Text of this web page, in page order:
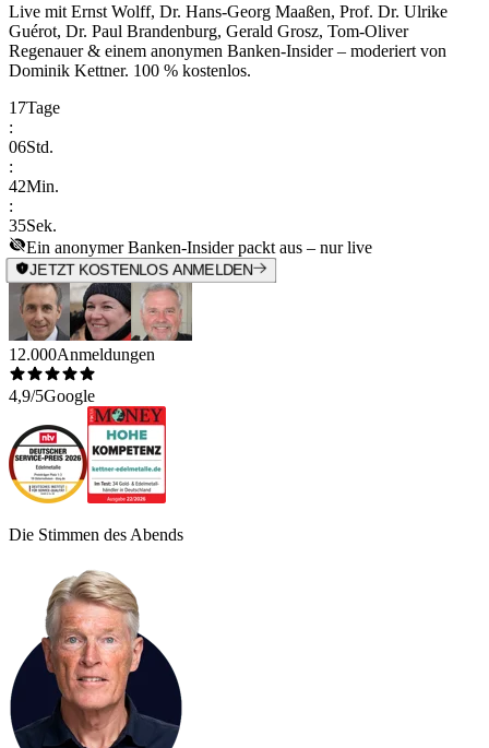
Live mit Ernst Wolff, Dr. Hans-Georg Maaßen, Prof. Dr. Ulrike
Guérot, Dr. Paul Brandenburg, Gerald Grosz, Tom-Oliver
Regenauer & einem anonymen Banken-Insider– moderiert von
Dominik Kettner. 100 % kostenlos.
17Tage
:
06Std.
:
42Min.
:
35Sek.
Ein anonymer Banken-Insider packt aus – nur live
JETZT KOSTENLOS ANMELDEN
12.000Anmeldungen
4,9/5Google
Die Stimmen des Abends